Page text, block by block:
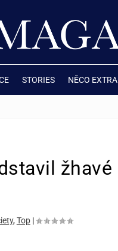
STORIES NĚCO EXTRA
žhavé
,Top|